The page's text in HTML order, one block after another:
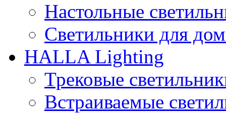
Настольные
Светильники для
HALLA Lighting
Трековые
Встраиваемые